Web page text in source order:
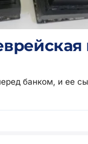
банком, и ее